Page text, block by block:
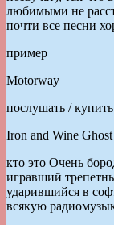
любимыми не
почти все песни
пример
Motorway
послушать /
Iron and Wine
кто это Очень
игравший
ударившийся в
всякую